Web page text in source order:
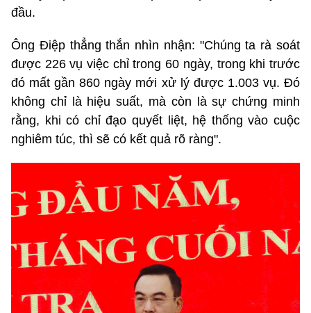
đầu.
Ông Điệp thẳng thắn nhìn nhận: "Chúng ta rà soát
được 226 vụ việc chỉ trong 60 ngày, trong khi trước
đó mất gần 860 ngày mới xử lý được 1.003 vụ. Đó
không chỉ là hiệu suất, mà còn là sự chứng minh
rằng, khi có chỉ đạo quyết liệt, hệ thống vào cuộc
nghiêm túc, thì sẽ có kết quả rõ ràng".